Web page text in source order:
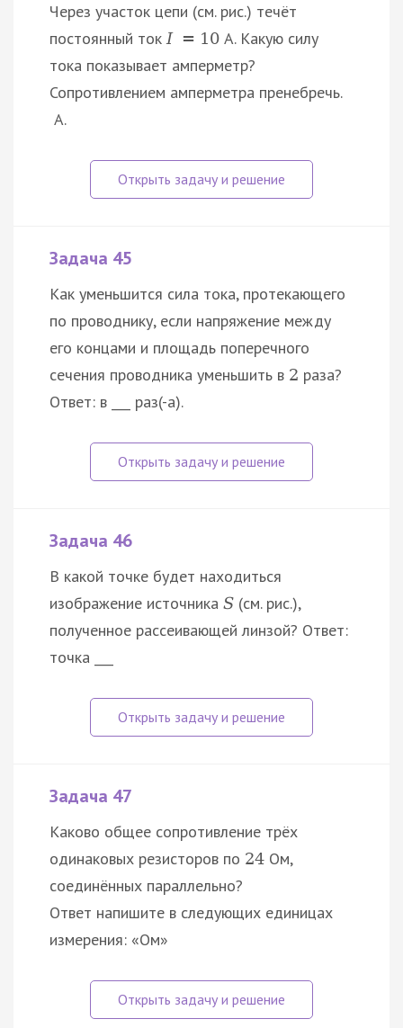
Через участок цепи (см. рис.) течёт
постоянный токI = 10 А. Какую силу
тока показывает амперметр?
Сопротивлением амперметра пренебречь.
А.
Задача 45
Как уменьшится сила тока, протекающего
по проводнику, если напряжение между
его концами и площадь поперечного
сечения проводника уменьшить в 2 раза?
Ответ: в ___ раз(-а).
Задача 46
В какой точке будет находиться
изображение источника S (см. рис.),
полученное рассеивающей линзой? Ответ:
точка ___
Задача 47
Каково общее сопротивление трёх
одинаковых резисторов по 24 Ом,
соединённых параллельно?
Ответ напишите в следующих единицах
измерения: «Ом»